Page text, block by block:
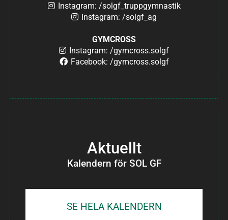
Instagram: /solgf_truppgymnastik
Instagram: /solgf_ag
GYMCROSS
Instagram: /gymcross.solgf
Facebook: /gymcross.solgf
Aktuellt
Kalendern för SOL GF
SE HELA KALENDERN